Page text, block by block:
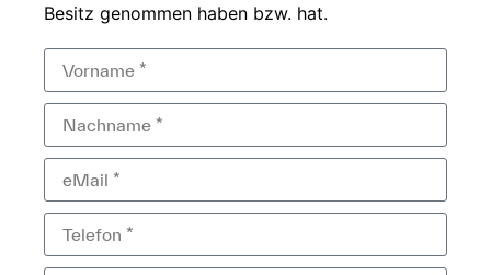
Besitz genommen haben bzw. hat.